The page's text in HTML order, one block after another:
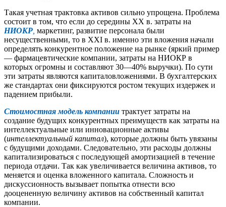
Такая учетная трактовка активов сильно упрощена. Проблема
состоит в том, что если до середины ХХ в. затраты на
НИОКР маркетинг, развитие персонала были
несущественными, то в ХХI в. именно эти вложения начали
определять конкурентное положение на рынке (яркий пример
— фармацевтические компании, затраты на НИОКР в
которых огромны и составляют 30—40% выручки). По сути
эти затраты являются капиталовложениями. В бухгалтерских
же стандартах они фиксируются ростом текущих издержек и
падением прибыли.
Стоимостная модель компании трактует затраты на
создание будущих конкурентных преимуществ как затраты на
интеллектуальные или инновационные активы
(интеллектуальный капитал), которые должны быть увязаны
с будущими доходами. Следовательно, эти расходы должны
капитализироваться с последующей амортизацией в течение
периода отдачи. Так как увеличивается величина активов, то
меняется и оценка вложенного капитала. Сложность и
дискуссионность вызывает попытка отнести всю
дооцененную величину активов на собственный капитал
компании.